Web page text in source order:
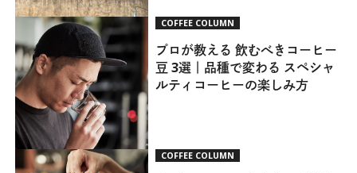
COFFEE COLUMN
プロが教える 飲むべきコーヒー
豆 3選｜品種で変わる スペシャ
ルティコーヒーの楽しみ方
COFFEE COLUMN